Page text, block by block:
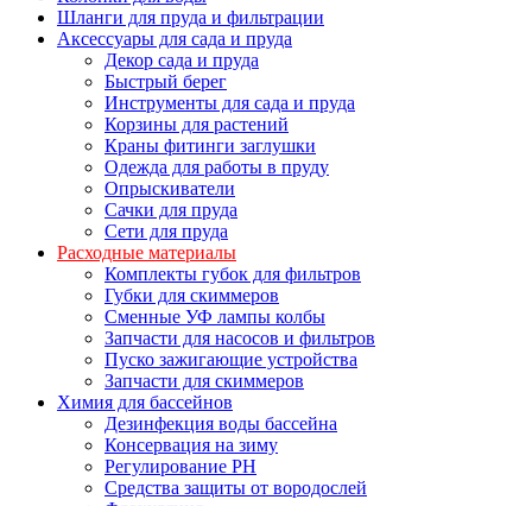
Шланги для пруда и фильтрации
Аксессуары для сада и пруда
Декор сада и пруда
Быстрый берег
Инструменты для сада и пруда
Корзины для растений
Краны фитинги заглушки
Одежда для работы в пруду
Опрыскиватели
Сачки для пруда
Сети для пруда
Расходные материалы
Комплекты губок для фильтров
Губки для скиммеров
Сменные УФ лампы колбы
Запчасти для насосов и фильтров
Пуско зажигающие устройства
Запчасти для скиммеров
Химия для бассейнов
Дезинфекция воды бассейна
Консервация на зиму
Регулирование PH
Средства защиты от вородослей